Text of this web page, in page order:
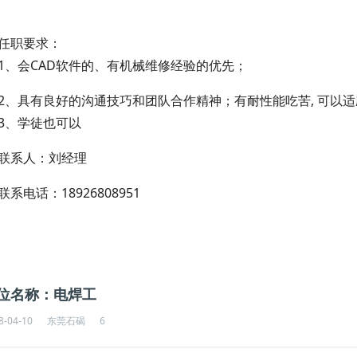
职要求：
、会CAD软件的、有机械维修经验的优先；
、具有良好的沟通技巧和团队合作精神；有耐性能吃苦, 可以适
、学徒也可以
系人：刘经理
系电话：18926808951
名称：电焊工
04-10 东莞石碣 6